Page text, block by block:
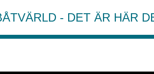
- DET ÄR HÄR